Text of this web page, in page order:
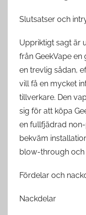
Slutsatser och
Uppriktigt sagt är
från GeekVape
en trevlig sådan,
vill få en mycket
tillverkare. Den
sig för att köpa
en fullfjädrad
bekväm
blow-through
Fördelar och
Nackdelar